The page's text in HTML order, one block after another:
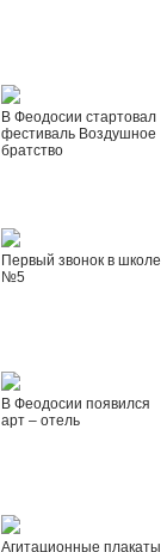
В Феодосии стартовал
фестиваль Воздушное
братство
Первый звонок в школе
№5
В Феодосии появился
арт – отель
Агитационные плакаты